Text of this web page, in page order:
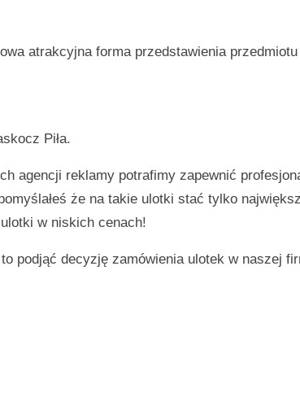
atrakcyjna forma przedstawienia przedmiotu
Piła.
agencji reklamy potrafimy zapewnić
że na takie ulotki stać tylko
w niskich cenach!
podjąć decyzję zamówienia ulotek w naszej